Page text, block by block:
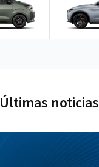
Últimas noticias